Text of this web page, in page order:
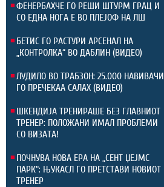
ФЕНЕРБАХЧЕ ГО РЕШИ ШТУРМ ГРАЦ И
СО ЕДНА НОГА Е ВО ПЛЕЈОФ НА ЛШ
БЕТИС ГО РАСТУРИ АРСЕНАЛ НА
„КОНТРОЛКА“ ВО ДАБЛИН (ВИДЕО)
ЛУДИЛО ВО ТРАБЗОН: 25.000 НАВИВАЧИ
ГО ПРЕЧЕКАА САЛАХ (ВИДЕО)
ШКЕНДИЈА ТРЕНИРАШЕ БЕЗ ГЛАВНИОТ
ТРЕНЕР: ПОЛОЖАНИ ИМАЛ ПРОБЛЕМИ
СО ВИЗАТА!
ПОЧНУВА НОВА ЕРА НА „СЕНТ ЏЕЈМС
ПАРК“: ЊУКАСЛ ГО ПРЕТСТАВИ НОВИОТ
ТРЕНЕР